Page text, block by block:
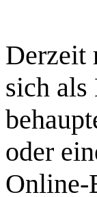
Derzeit
sich
oder
Online-